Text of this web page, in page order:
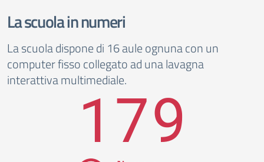
La scuola in numeri
La scuola dispone di 16 aule ognuna con un
computer fisso collegato ad una lavagna
interattiva multimediale.179